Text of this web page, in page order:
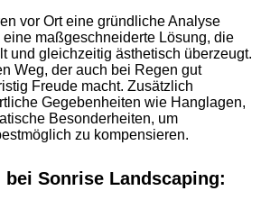
vor Ort eine gründliche Analyse
maßgeschneiderte Lösung, die
und gleichzeitig ästhetisch überzeugt.
Weg, der auch bei Regen gut
Freude macht. Zusätzlich
Gegebenheiten wie Hanglagen,
Besonderheiten, um
zu kompensieren.
bei Sonrise Landscaping: